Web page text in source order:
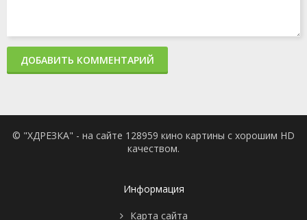
ДОБАВИТЬ КОММЕНТАРИЙ
© "ХДРЕЗКА" - на сайте 128959 кино картины с хорошим HD
качеством.
Информация
Карта сайта